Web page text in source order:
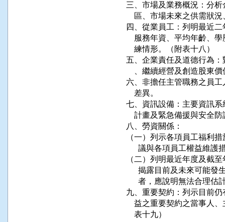
三、市場及業務概況：分
區、市場未來之供需狀
四、從業員工：列明最近
服務年資、平均年齡、
    練情形。（附表十八）
五、企業責任及道德行為
、繼續經營及創造股東
六、非擔任主管職務之員
    差異。
七、資訊設備：主要資訊
計畫及緊急備援與安全
八、勞資關係：
（一）列示各項員工福利
議與各項員工權益維護
（二）列明最近年度及截
揭露目前及未來可能
者，應說明無法合理估
九、重要契約：列示目前
益之重要契約之當事人
    表十九）